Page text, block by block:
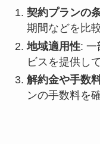
契約プランの
期間などを比
地域適用性: 一
ビスを提供し
解約金や手数
ンの手数料を確